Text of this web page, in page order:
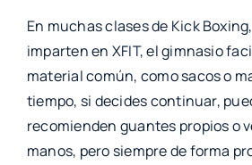
En muchas clases de Kick
imparten en XFIT, el gimnasio
material común, como sacos o
tiempo, si decides continuar,
recomienden guantes propios o
manos, pero siempre de forma